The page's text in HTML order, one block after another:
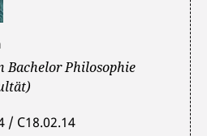
Bachelor Philosophie
/ C18.02.14